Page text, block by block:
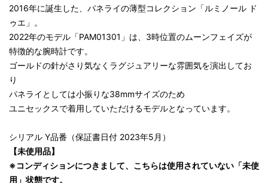
2016年に誕生した、パネライの薄型コレクション「ルミノール ド
ゥエ」。
2022年のモデル「PAM01301」は、3時位置のムーンフェイズが
特徴的な腕時計です。
ゴールドの針がさり気なくラグジュアリーな雰囲気を演出してお
り
パネライとしては小振りな38mmサイズのため
ユニセックスで着用していただけるモデルとなっています。
シリアル Y品番（保証書日付 2023年5月）
【未使用品】
※コンディションにつきまして、こちらは使用されていない「未使
用」状態です。